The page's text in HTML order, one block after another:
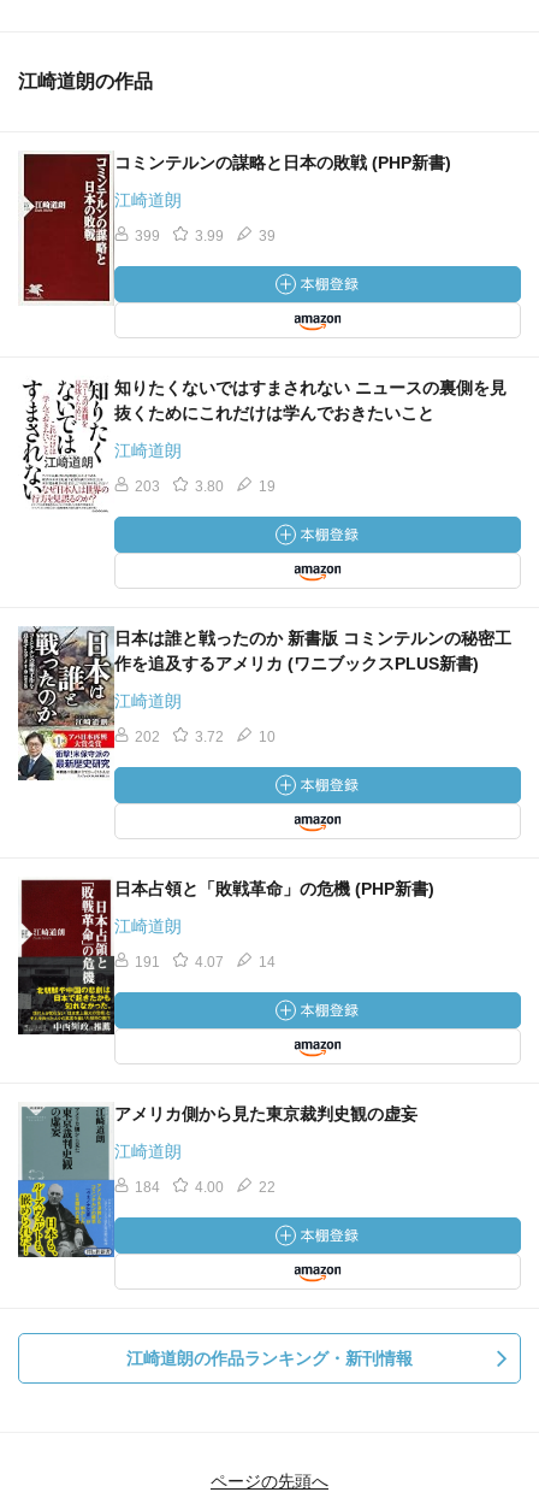
江崎道朗の作品
コミンテルンの謀略と日本の敗戦 (PHP新書)
江崎道朗
399 3.99 39
知りたくないではすまされない ニュースの裏側を見
抜くためにこれだけは学んでおきたいこと
江崎道朗
203 3.80 19
日本は誰と戦ったのか 新書版 コミンテルンの秘密工
作を追及するアメリカ (ワニブックスPLUS新書)
江崎道朗
202 3.72 10
日本占領と「敗戦革命」の危機 (PHP新書)
江崎道朗
191 4.07 14
アメリカ側から見た東京裁判史観の虚妄
江崎道朗
184 4.00 22
江崎道朗の作品ランキング・新刊情報
ページの先頭へ